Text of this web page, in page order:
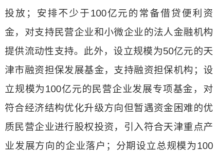
投放；安排不少于100亿元的常备借贷便利资
金，对支持民营企业和小微企业的法人金融机构
提供流动性支持。此外，设立规模为50亿元的天
津市融资担保发展基金，支持融资担保机构；设
立规模为100亿元的民营企业发展专项基金，对
符合经济结构优化升级方向但暂遇资金困难的优
质民营企业进行股权投资，引入符合天津重点产
业发展方向的企业落户；分期设立总规模为100